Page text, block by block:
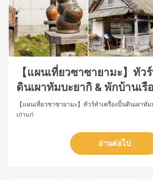
【แผนเที่ยวซาซายามะ】ทัว
ดินเผาทัมบะยากิ & พักบ้านเรื
【แผนเที่ยวซาซายามะ】ทัวร์ทำเครื่องปั้นดินเผาทั
เก่าแก่
อ่านต่อไป